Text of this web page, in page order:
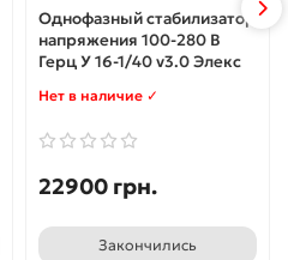
Однофазный стабилизатор
напряжения 100-280 В
Герц У 16-1/40 v3.0 Элекс
Нет в наличие ✓
22900 грн.
Закончились